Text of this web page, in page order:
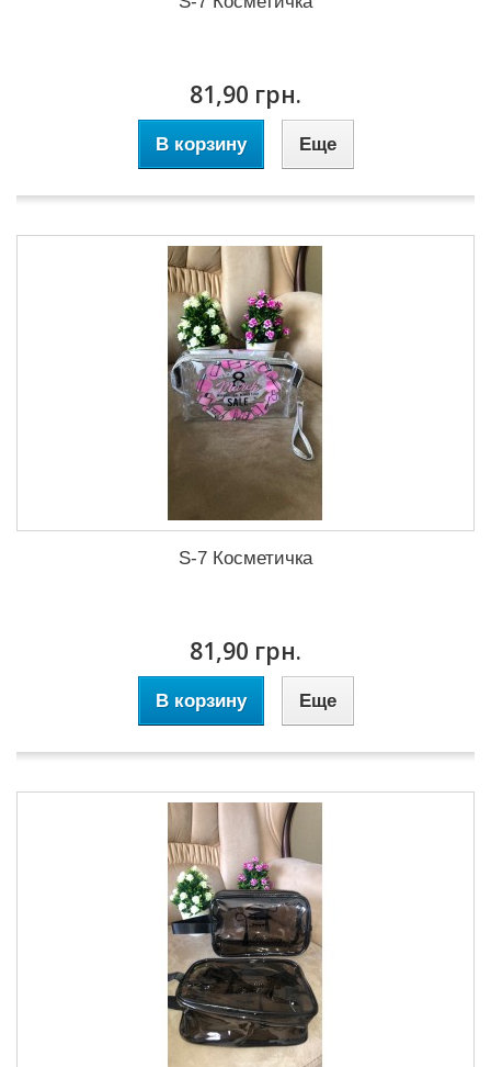
81,90 грн.
В корзину Еще
S-7 Косметичка
81,90 грн.
В корзину Еще